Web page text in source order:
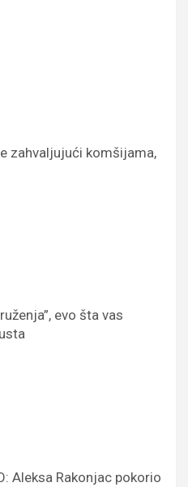
zahvaljujući komšijama,
evo šta vas
Aleksa Rakonjac pokorio